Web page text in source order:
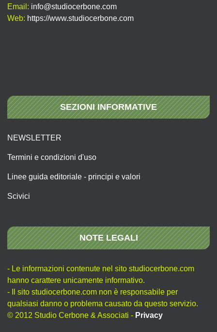
Email: info@studiocerbone.com
Web: https://www.studiocerbone.com
SEZIONI INFORMATIVE
NEWSLETTER
Termini e condizioni d'uso
Linee guida editoriale - principi e valori
Scivici
NOTE LEGALI
- Le informazioni contenute nel sito studiocerbone.com
hanno carattere unicamente informativo.
- Il sito studiocerbone.com non è responsabile per
qualsiasi danno o problema causato da questo servizio.
© 2012 Studio Cerbone & Associati - Privacy